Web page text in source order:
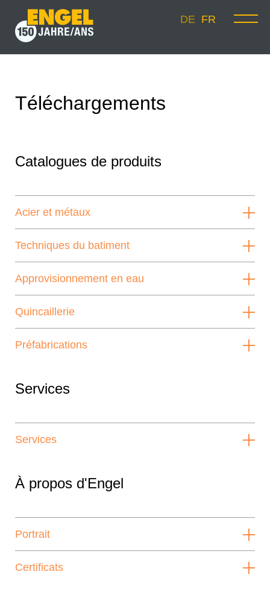
DE FR
Téléchargements
Catalogues de produits
Acier et métaux
Techniques du batiment
Approvisionnement en eau
Quincaillerie
Préfabrications
Services
Services
À propos d'Engel
Portrait
Certificats